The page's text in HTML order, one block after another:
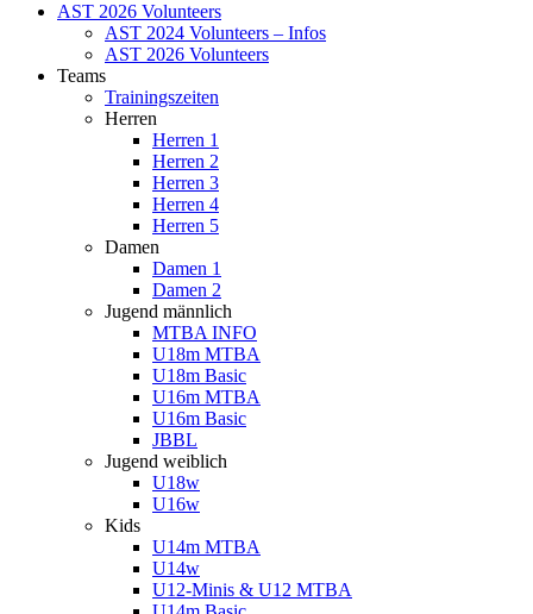
AST 2026 Volunteers
AST 2024 Volunteers – Infos
AST 2026 Volunteers
Teams
Trainingszeiten
Herren
Herren 1
Herren 2
Herren 3
Herren 4
Herren 5
Damen
Damen 1
Damen 2
Jugend männlich
MTBA INFO
U18m MTBA
U18m Basic
U16m MTBA
U16m Basic
JBBL
Jugend weiblich
U18w
U16w
Kids
U14m MTBA
U14w
U12-Minis & U12 MTBA